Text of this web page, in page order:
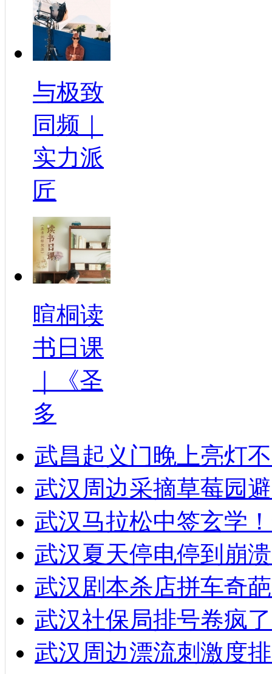
与极致
同频｜
实力派
匠
暄桐读
书日课
｜《圣
多
武昌起义门晚上亮灯
武汉周边采摘草莓园
武汉马拉松中签玄学
武汉夏天停电停到崩
武汉剧本杀店拼车奇
武汉社保局排号卷疯
武汉周边漂流刺激度